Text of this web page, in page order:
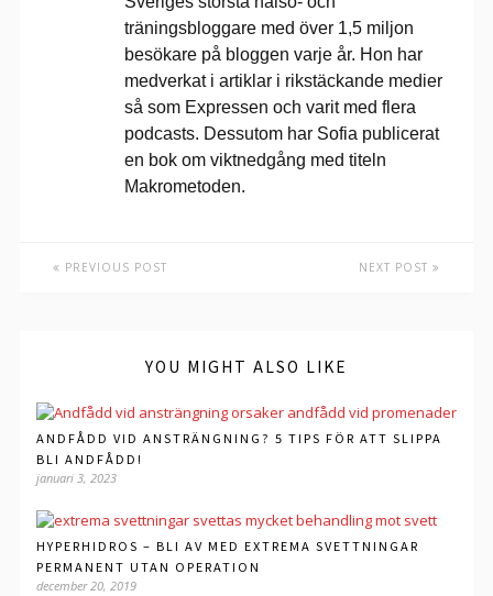
träningsbloggare med över 1,5 miljon
besökare på bloggen varje år. Hon har
medverkat i artiklar i rikstäckande medier
så som Expressen och varit med flera
podcasts. Dessutom har Sofia publicerat
en bok om viktnedgång med titeln
Makrometoden.
PREVIOUS POST NEXT POST
YOU MIGHT ALSO LIKE
ANDFÅDD VID ANSTRÄNGNING? 5 TIPS FÖR ATT SLIPPA
BLI ANDFÅDD!
januari 3, 2023
HYPERHIDROS – BLI AV MED EXTREMA SVETTNINGAR
PERMANENT UTAN OPERATION
december 20, 2019